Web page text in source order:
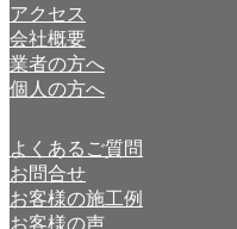
アクセス
会社概要
業者の方へ
個人の方へ
よくあるご質問
お問合せ
お客様の施工例
お客様の声